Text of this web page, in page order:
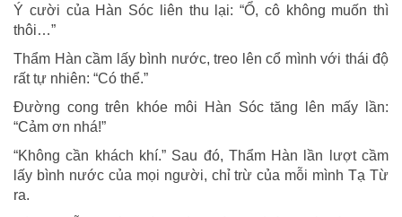
Ý cười của Hàn Sóc liên thu lại: “Ổ, cô không muốn thì
thôi…”
Thẩm Hàn cầm lấy bình nước, treo lên cổ mình với thái độ
rất tự nhiên: “Có thể.”
Đường cong trên khóe môi Hàn Sóc tăng lên mấy lần:
“Cảm ơn nhá!”
“Không cần khách khí.” Sau đó, Thẩm Hàn lần lượt cầm
lấy bình nước của mọi người, chỉ trừ của mỗi mình Tạ Từ
ra.